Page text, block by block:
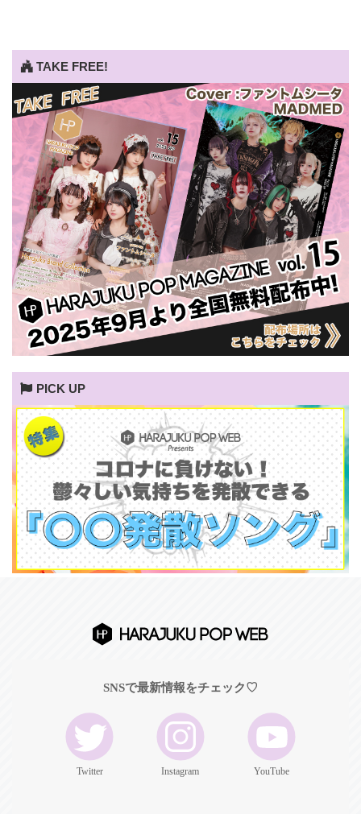
TAKE FREE!
PICK UP
SNSで最新情報をチェック♡
Twitter Instagram YouTube